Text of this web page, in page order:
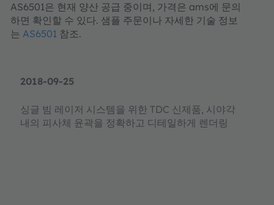
2018-09-25
싱글 빔 레이저 시스템을 위한 TDC 신제품, 시야각
내의 피사체 윤곽을 정확하고 디테일하게 렌더링
AS6501은 현재 양산 공급 중이며, 가격은 ams에 문의
하면 확인할 수 있다. 샘플 주문이나 자세한 기술 정보
는 AS6501 참조.